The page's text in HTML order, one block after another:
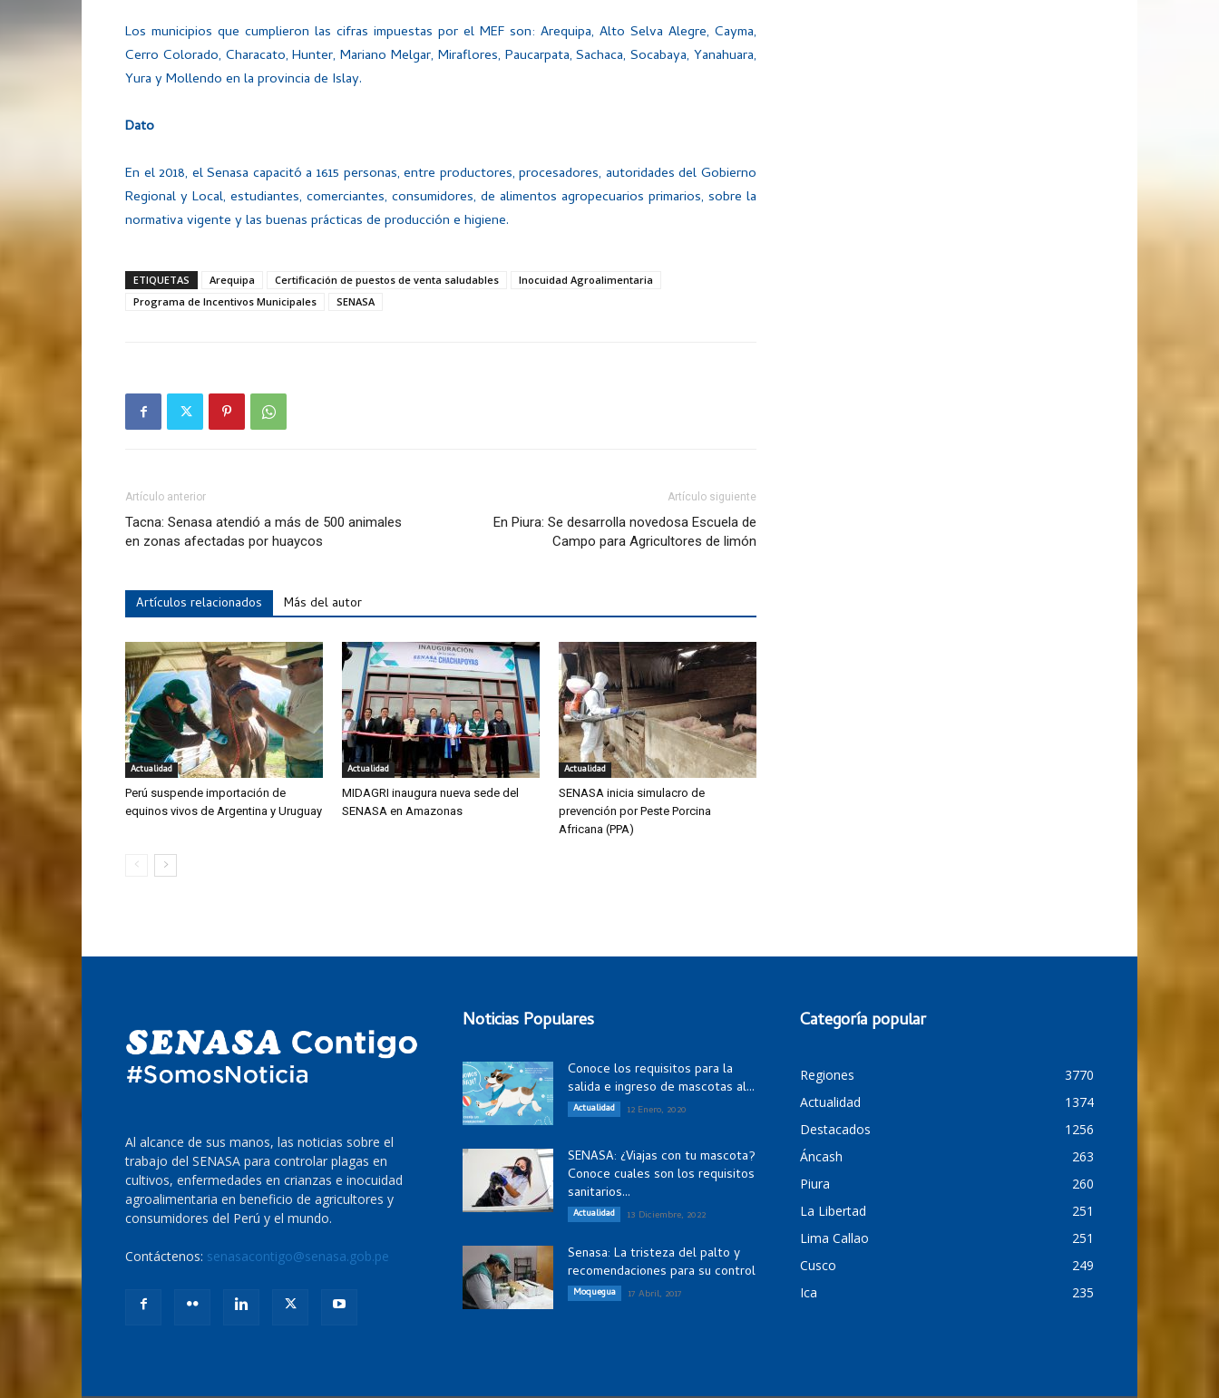
Los municipios que cumplieron las cifras impuestas por el MEF son: Arequipa, Alto Selva Alegre, Cayma,
Cerro Colorado, Characato, Hunter, Mariano Melgar, Miraflores, Paucarpata, Sachaca, Socabaya, Yanahuara,
Yura y Mollendo en la provincia de Islay.
Dato
En el 2018, el Senasa capacitó a 1615 personas, entre productores, procesadores, autoridades del Gobierno
Regional y Local, estudiantes, comerciantes, consumidores, de alimentos agropecuarios primarios, sobre la
normativa vigente y las buenas prácticas de producción e higiene.
ETIQUETAS Arequipa Certificación de puestos de venta saludables
Inocuidad Agroalimentaria
Programa de Incentivos Municipales
SENASA
Artículo anterior
Tacna: Senasa atendió a más de 500 animales
en zonas afectadas por huaycos
Artículo siguiente
En Piura: Se desarrolla novedosa Escuela de
Campo para Agricultores de limón
Artículos relacionados Más del autor
Actualidad
Perú suspende importación de
equinos vivos de Argentina y Uruguay
Actualidad
MIDAGRI inaugura nueva sede del
SENASA en Amazonas
Actualidad
SENASA inicia simulacro de
prevención por Peste Porcina
Africana (PPA)
Al alcance de sus manos, las noticias sobre el
trabajo del SENASA para controlar plagas en
cultivos, enfermedades en crianzas e inocuidad
agroalimentaria en beneficio de agricultores y
consumidores del Perú y el mundo.
Contáctenos: senasacontigo@senasa.gob.pe
Noticias Populares
Conoce los requisitos para la
salida e ingreso de mascotas al...
Actualidad 12 Enero, 2020
SENASA: ¿Viajas con tu mascota?
Conoce cuales son los requisitos
sanitarios...
Actualidad 13 Diciembre, 2022
Senasa: La tristeza del palto y
recomendaciones para su control
Moquegua 17 Abril, 2017
Categoría popular
Regiones
3770
Actualidad
1374
Destacados
1256
Áncash
263
Piura
260
La Libertad
251
Lima Callao
251
Cusco
249
Ica
235